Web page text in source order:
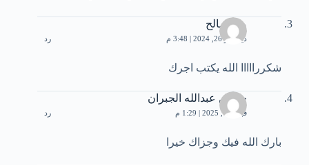
مي صالح
ديسمبر 26, 2024 | 3:48 م رد
شكررااااا الله يكتب اجرك
حسين عبدالله الجبران
فبراير 4, 2025 | 1:29 م رد
بارك الله فيك وجزاك خيرا